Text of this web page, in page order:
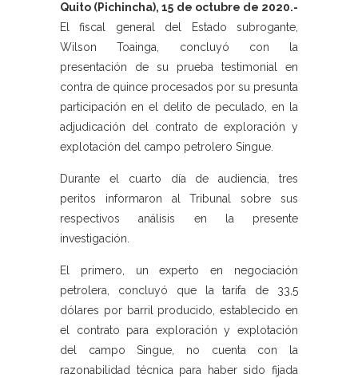
Quito (Pichincha), 15 de octubre de 2020.-
El fiscal general del Estado subrogante,
Wilson Toainga, concluyó con la
presentación de su prueba testimonial en
contra de quince procesados por su presunta
participación en el delito de peculado, en la
adjudicación del contrato de exploración y
explotación del campo petrolero Singue.
Durante el cuarto día de audiencia, tres
peritos informaron al Tribunal sobre sus
respectivos análisis en la presente
investigación.
El primero, un experto en negociación
petrolera, concluyó que la tarifa de 33,5
dólares por barril producido, establecido en
el contrato para exploración y explotación
del campo Singue, no cuenta con la
razonabilidad técnica para haber sido fijada